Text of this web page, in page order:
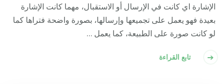
الإشارة اي كانت في الإرسال أو الاستقبال، مهما كانت الإشارة
بعيدة فهو يعمل على تجميعها وإرسالها، بصورة واضحة فتراها كما
لو كانت صورة على الطبيعة، كما يعمل …
تابع القراءة